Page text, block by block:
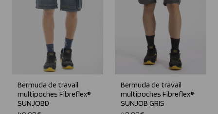
Bermuda de travail
multipoches Fibreflex®
SUNJOBD
Bermuda de travail
multipoches Fibreflex®
SUNJOB GRIS